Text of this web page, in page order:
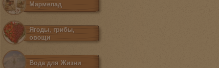
Мармелад
Ягоды, грибы,
овощи
Вода для Жизни